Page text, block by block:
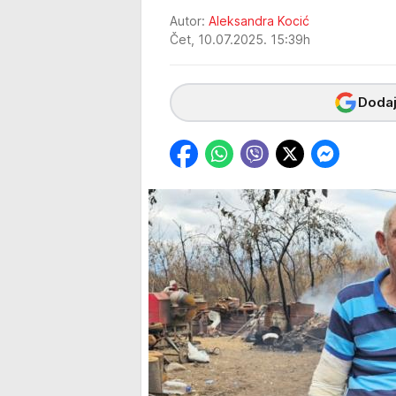
Autor: Aleksandra Kocić
Čet, 10.07.2025. 15:39h